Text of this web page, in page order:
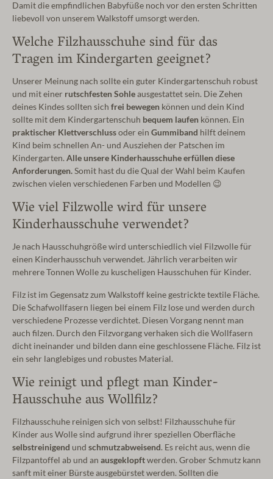
Damit die empfindlichen Babyfüße noch vor den ersten Schritten
liebevoll von unserem Walkstoff umsorgt werden.
Welche Filzhausschuhe sind für das
Tragen im Kindergarten geeignet?
Unserer Meinung nach sollte ein guter Kindergartenschuh robust
und mit einer rutschfesten Sohleausgestattet sein. Die Zehen
deines Kindes sollten sich frei bewegen können und dein Kind
sollte mit dem Kindergartenschuh bequem laufen können. Ein
praktischer Klettverschlussoder ein Gummiband hilft deinem
Kind beim schnellen An- und Ausziehen der Patschen im
Kindergarten.Alle unsere Kinderhausschuhe erfüllen diese
Anforderungen.Somit hast du die Qual der Wahl beim Kaufen
zwischen vielen verschiedenen Farben und Modellen 😉
Wie viel Filzwolle wird für unsere
Kinderhausschuhe verwendet?
Je nach Hausschuhgröße wird unterschiedlich viel Filzwolle für
einen Kinderhausschuh verwendet. Jährlich verarbeiten wir
mehrere Tonnen Wolle zu kuscheligen Hausschuhen für Kinder.
Filz ist im Gegensatz zum Walkstoff keine gestrickte textile Fläche.
Die Schafwollfasern liegen bei einem Filz lose und werden durch
verschiedene Prozesse verdichtet. Diesen Vorgang nennt man
auch filzen. Durch den Filzvorgang verhaken sich die Wollfasern
dicht ineinander und bilden dann eine geschlossene Fläche. Filz ist
ein sehr langlebiges und robustes Material.
Wie reinigt und pflegt man Kinder-
Hausschuhe aus Wollfilz?
Filzhausschuhe reinigen sich von selbst! Filzhausschuhe für
Kinder aus Wolle sind aufgrund ihrer speziellen Oberfläche
selbstreinigend und schmutzabweisend. Es reicht aus, wenn die
Filzpantoffel ab und an ausgeklopftwerden. Grober Schmutz kann
sanft mit einer Bürste ausgebürstet werden. Sollten die